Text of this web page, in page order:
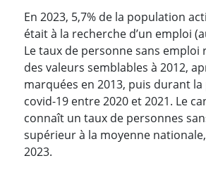
En 2023, 5,7% de la population
était à la recherche d’un emploi
Le taux de personne sans emploi
des valeurs semblables à 2012,
marquées en 2013, puis durant
covid-19 entre 2020 et 2021. Le
connaît un taux de personnes
supérieur à la moyenne
2023.